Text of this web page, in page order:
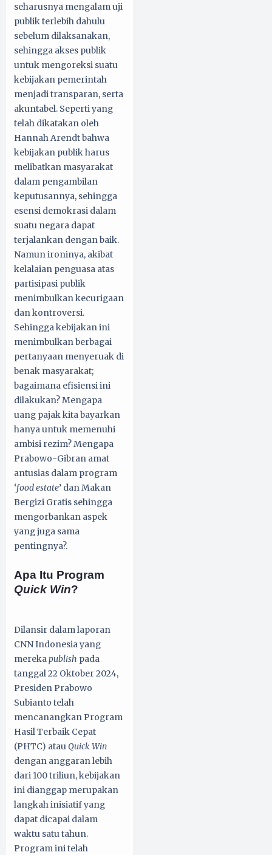
seharusnya mengalam uji
publik terlebih dahulu
sebelum dilaksanakan,
sehingga akses publik
untuk mengoreksi suatu
kebijakan pemerintah
menjadi transparan, serta
akuntabel. Seperti yang
telah dikatakan oleh
Hannah Arendt bahwa
kebijakan publik harus
melibatkan masyarakat
dalam pengambilan
keputusannya, sehingga
esensi demokrasi dalam
suatu negara dapat
terjalankan dengan baik.
Namun ironinya, akibat
kelalaian penguasa atas
partisipasi publik
menimbulkan kecurigaan
dan kontroversi.
Sehingga kebijakan ini
menimbulkan berbagai
pertanyaan menyeruak di
benak masyarakat;
bagaimana efisiensi ini
dilakukan? Mengapa
uang pajak kita bayarkan
hanya untuk memenuhi
ambisi rezim? Mengapa
Prabowo-Gibran amat
antusias dalam program
‘food estate’ dan Makan
Bergizi Gratis sehingga
mengorbankan aspek
yang juga sama
pentingnya?.
Apa Itu Program
Quick Win?
Dilansir dalam laporan
CNN Indonesia yang
merekapublish pada
tanggal 22 Oktober 2024,
Presiden Prabowo
Subianto telah
mencanangkan Program
Hasil Terbaik Cepat
(PHTC) atauQuick Win
dengan anggaran lebih
dari 100 triliun, kebijakan
ini dianggap merupakan
langkah inisiatif yang
dapat dicapai dalam
waktu satu tahun.
Program ini telah